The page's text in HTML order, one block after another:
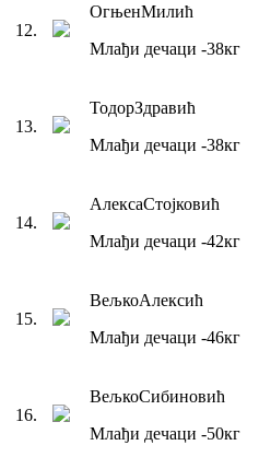
12.
ОгњенМилић
Млађи дечаци -38кг
13.
ТодорЗдравић
Млађи дечаци -38кг
14.
АлексаСтојковић
Млађи дечаци -42кг
15.
ВељкоАлексић
Млађи дечаци -46кг
16.
ВељкоСибиновић
Млађи дечаци -50кг